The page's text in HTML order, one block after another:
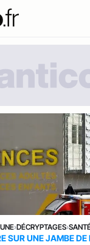
›DÉCRYPTAGES›
SUR UNE JAMBE DE